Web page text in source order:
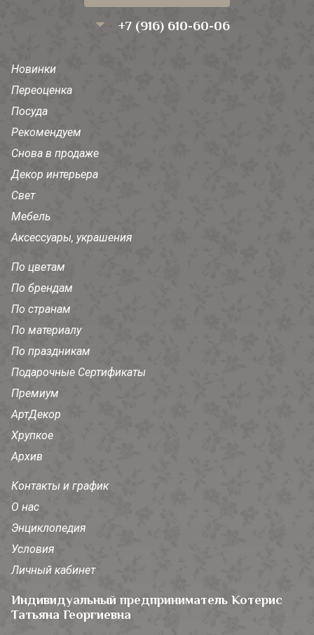
+7 (916) 610-60-06
Новинки
Переоценка
Посуда
Рекомендуем
Снова в продаже
Декор интерьера
Свет
Мебель
Аксессуары, украшения
По цветам
По брендам
По странам
По материалу
По праздникам
Подарочные Сертификаты
Премиум
АртДекор
Хрупкое
Архив
Контакты и график
О нас
Энциклопедия
Условия
Личный кабинет
Индивидуальный предприниматель Котерис
Татьяна Георгиевна